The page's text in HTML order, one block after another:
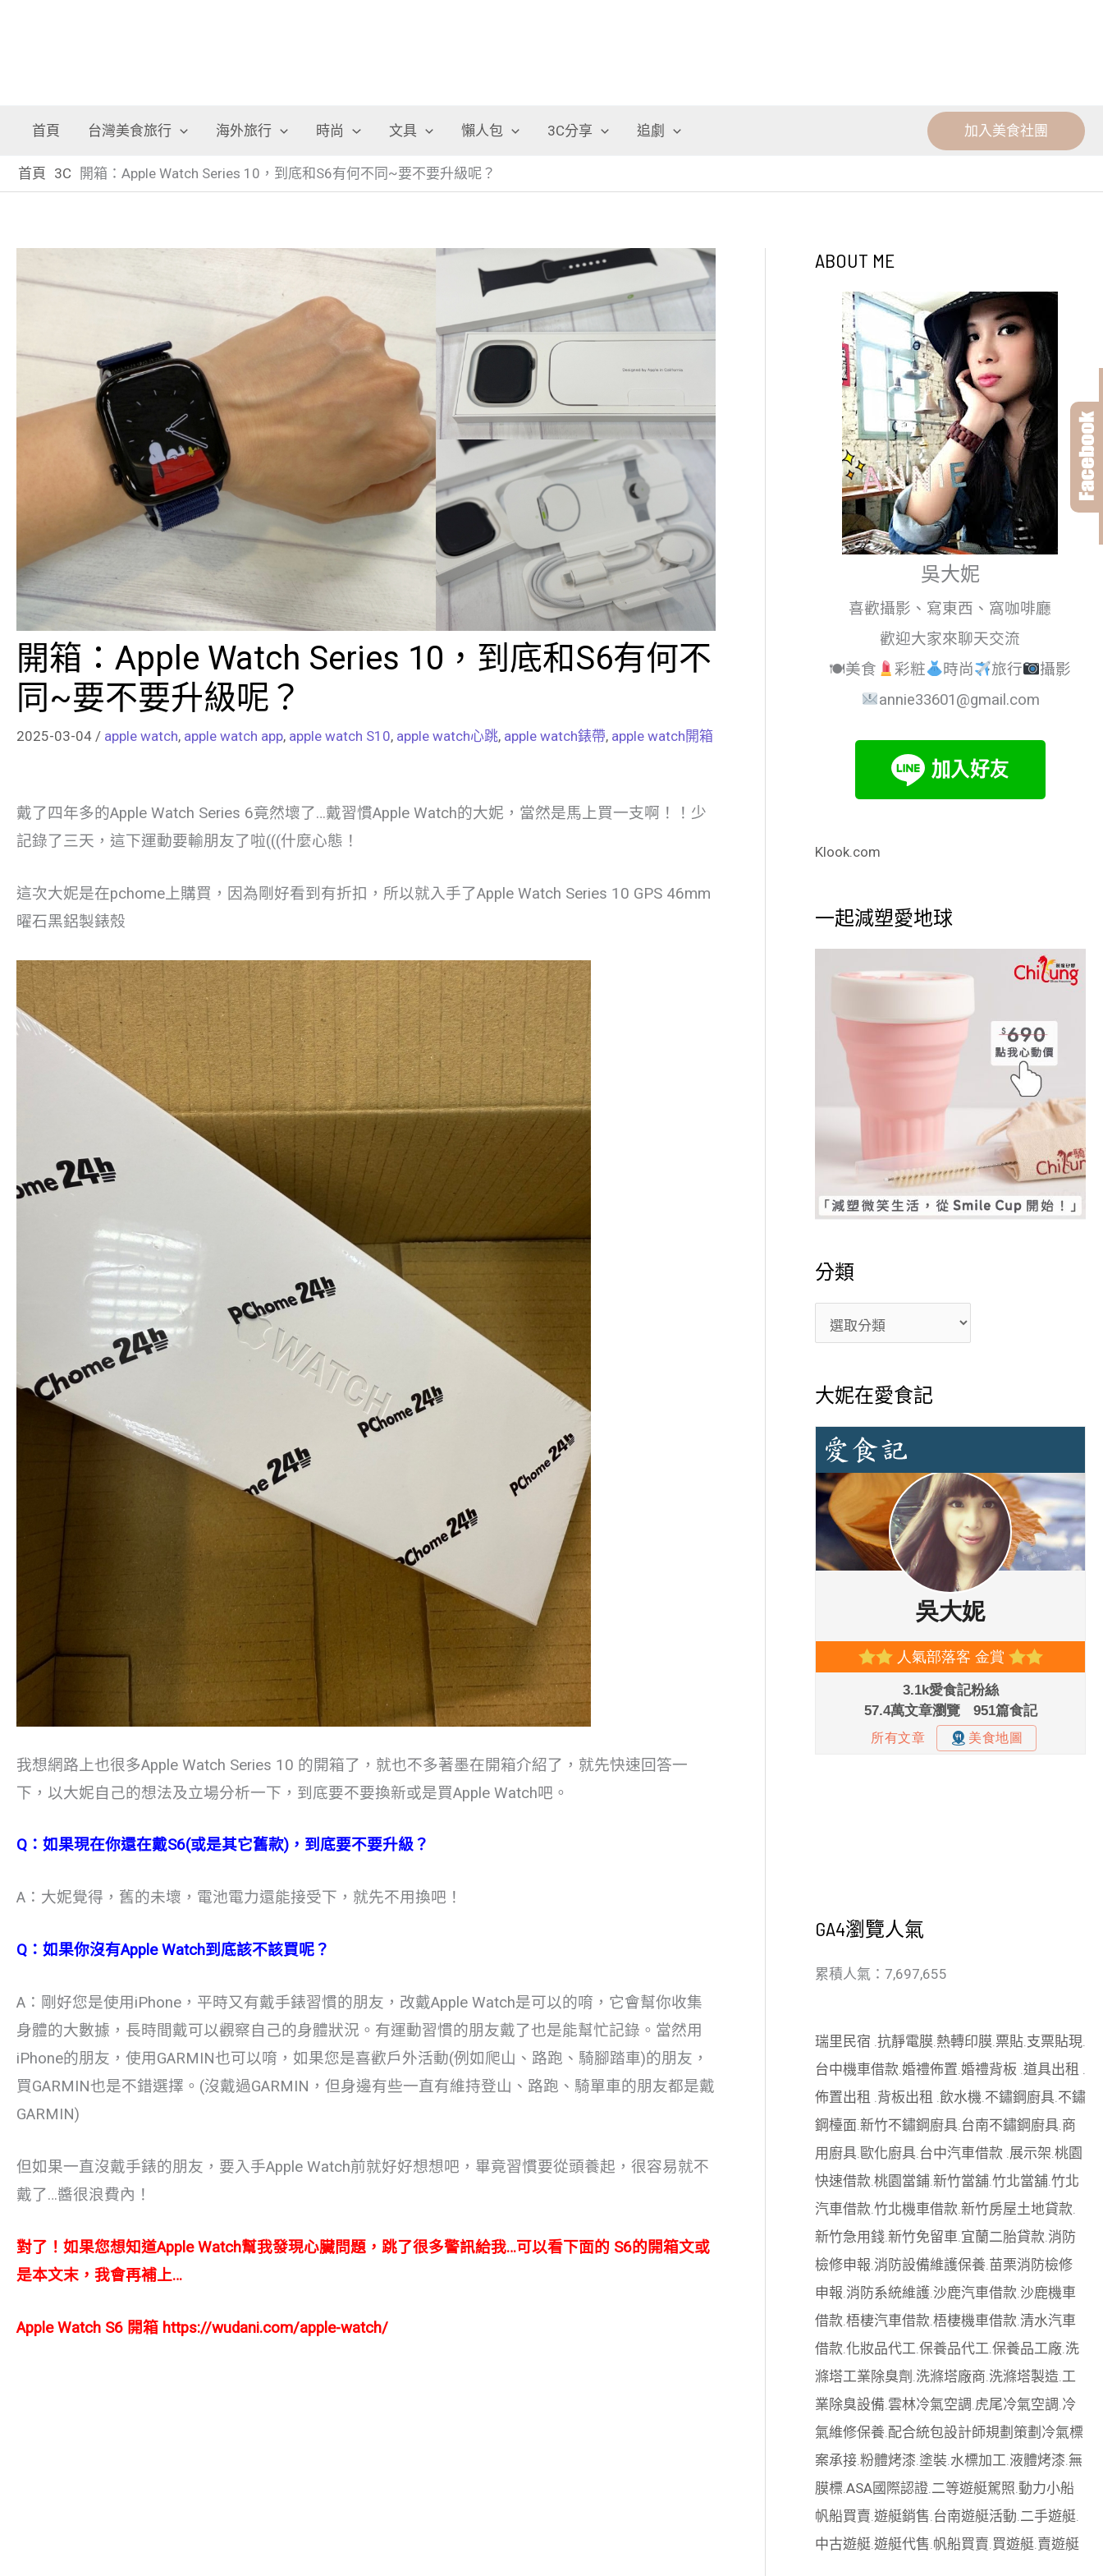
首頁 台灣美食旅行 海外旅行 時尚 文具 懶人包 3C分享 追劇 加入美食社團
首頁 3C 開箱：Apple Watch Series 10，到底和S6有何不同~要不要升級呢？
開箱：Apple Watch Series 10，到底和S6有何不
同~要不要升級呢？
2025-03-04 / apple watch, apple watch app, apple watch S10, apple watch心跳, apple watch錶帶, apple watch開箱
戴了四年多的Apple Watch Series 6竟然壞了…戴習慣Apple Watch的大妮，當然是馬上買一支啊！！少
記錄了三天，這下運動要輸朋友了啦(((什麼心態！
這次大妮是在pchome上購買，因為剛好看到有折扣，所以就入手了Apple Watch Series 10 GPS 46mm
曜石黑鋁製錶殼
我想網路上也很多Apple Watch Series 10 的開箱了，就也不多著墨在開箱介紹了，就先快速回答一
下，以大妮自己的想法及立場分析一下，到底要不要換新或是買Apple Watch吧。
Q：如果現在你還在戴S6(或是其它舊款)，到底要不要升級？
A：大妮覺得，舊的未壞，電池電力還能接受下，就先不用換吧！
Q：如果你沒有Apple Watch到底該不該買呢？
A：剛好您是使用iPhone，平時又有戴手錶習慣的朋友，改戴Apple Watch是可以的唷，它會幫你收集
身體的大數據，長時間戴可以觀察自己的身體狀況。有運動習慣的朋友戴了也是能幫忙記錄。當然用
iPhone的朋友，使用GARMIN也可以唷，如果您是喜歡戶外活動(例如爬山、路跑、騎腳踏車)的朋友，
買GARMIN也是不錯選擇。(沒戴過GARMIN，但身邊有些一直有維持登山、路跑、騎單車的朋友都是戴
GARMIN)
但如果一直沒戴手錶的朋友，要入手Apple Watch前就好好想想吧，畢竟習慣要從頭養起，很容易就不
戴了…醬很浪費內！
對了！如果您想知道Apple Watch幫我發現心臟問題，跳了很多警訊給我…可以看下面的 S6的開箱文或
是本文末，我會再補上…
Apple Watch S6 開箱 https://wudani.com/apple-watch/
ABOUT ME
吳大妮
喜歡攝影、寫東西、窩咖啡廳
歡迎大家來聊天交流
🍽美食
彩粧 時尚 旅行
攝影
annie33601@gmail.com
Klook.com
一起減塑愛地球
分類
大妮在愛食記
GA4瀏覽人氣
累積人氣：7,697,655
瑞里民宿 抗靜電膜. 熱轉印膜. 票貼. 支票貼現
台中機車借款 婚禮佈置 婚禮背板 道具出租
佈置出租 背板出租 飲水機 不鏽鋼廚具. 不鏽
鋼檯面 新竹不鏽鋼廚具. 台南不鏽鋼廚具. 商
用廚具. 歐化廚具. 台中汽車借款 展示架 桃園
快速借款 桃園當鋪. 新竹當舖. 竹北當舖. 竹北
汽車借款 竹北機車借款 新竹房屋土地貸款
新竹急用錢. 新竹免留車. 宜蘭二胎貸款 消防
檢修申報 消防設備維護保養 苗栗消防檢修
申報 消防系統維護. 沙鹿汽車借款 沙鹿機車
借款 梧棲汽車借款 梧棲機車借款 清水汽車
借款 化妝品代工 保養品代工 保養品工廠. 洗
滌塔工業除臭劑 洗滌塔廠商 洗滌塔製造 工
業除臭設備 雲林冷氣空調 虎尾冷氣空調 冷
氣維修保養 配合統包設計師規劃策劃 冷氣標
案承接. 粉體烤漆 塗裝 水標加工 液體烤漆 無
膜標 ASA國際認證. 二等遊艇駕照 動力小船
帆船買賣 遊艇銷售 台南遊艇活動 二手遊艇.
中古遊艇. 遊艇代售 帆船買賣 買遊艇. 賣遊艇